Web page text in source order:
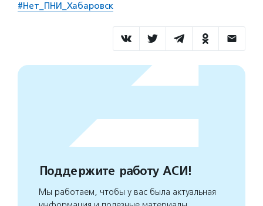
#Нет_ПНИ_Хабаровск
Поддержите работу АСИ!
Мы работаем, чтобы у вас была актуальная